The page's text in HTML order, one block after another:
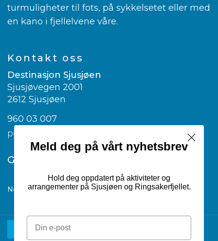
turmuligheter til fots, på sykkelsetet eller med
en kano i fjellelvene våre.
Kontakt oss
Destinasjon Sjusjøen
Sjusjøvegen 2001
2612 Sjusjøen
960 03 007
post@visitsjusjoen.no
Google translate
Norwegian ▼
Meld deg på vårt nyhetsbrev
Hold deg oppdatert på aktiviteter og
arrangementer på Sjusjøen og Ringsakerfjellet.